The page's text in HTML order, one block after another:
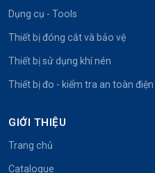
Dụng cụ - Tools
Thiết bị đóng cắt và bảo vệ
Thiết bị sử dụng khí nén
Thiết bị đo - kiểm tra an toàn điện
GIỚI THIỆU
Trang chủ
Catalogue